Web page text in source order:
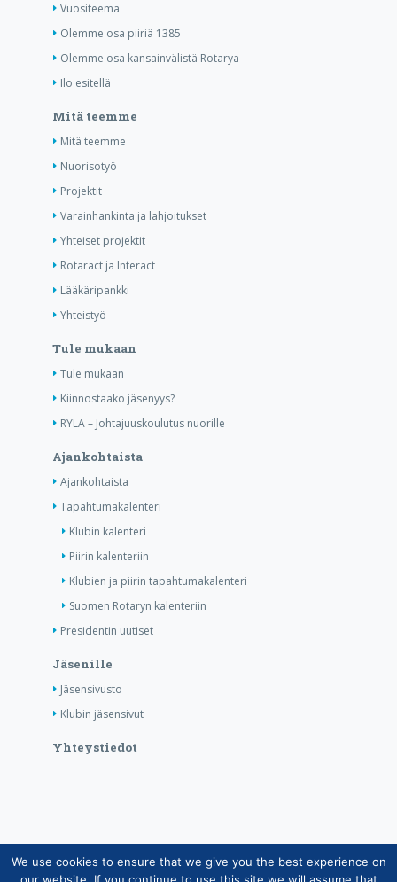
Vuositeema
Olemme osa piiriä 1385
Olemme osa kansainvälistä Rotarya
Ilo esitellä
Mitä teemme
Mitä teemme
Nuorisotyö
Projektit
Varainhankinta ja lahjoitukset
Yhteiset projektit
Rotaract ja Interact
Lääkäripankki
Yhteistyö
Tule mukaan
Tule mukaan
Kiinnostaako jäsenyys?
RYLA – Johtajuuskoulutus nuorille
Ajankohtaista
Ajankohtaista
Tapahtumakalenteri
Klubin kalenteri
Piirin kalenteriin
Klubien ja piirin tapahtumakalenteri
Suomen Rotaryn kalenteriin
Presidentin uutiset
Jäsenille
Jäsensivusto
Klubin jäsensivut
Yhteystiedot
Copyright © Suomen Rotarypalvelu ry 2026 |
We use cookies to ensure that we give you the best experience on